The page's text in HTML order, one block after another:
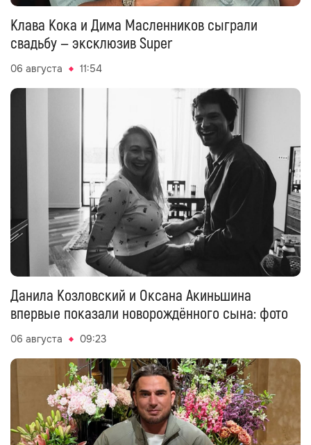
Клава Кока и Дима Масленников сыграли
свадьбу — эксклюзив Super
06 августа 11:54
Данила Козловский и Оксана Акиньшина
впервые показали новорождённого сына: фото
06 августа 09:23